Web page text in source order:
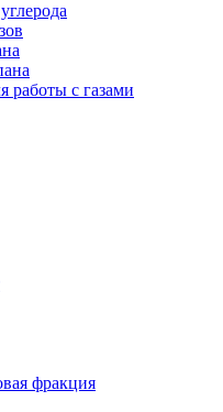
работы с газами
фракция